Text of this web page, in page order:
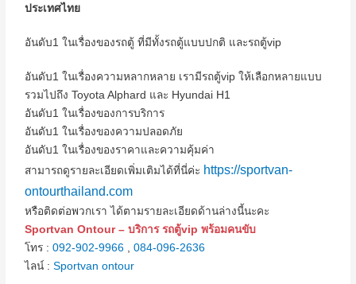
ประเทศไทย
อันดับ1 ในเรื่องของรถตู้ ที่มีทั้งรถตู้แบบปกติ และรถตู้vip
อันดับ1 ในเรื่องความหลากหลาย เรามีรถตู้vip ให้เลือกหลายแบบ
รวมไปถึง Toyota Alphard และ Hyundai H1
อันดับ1 ในเรื่องของการบริการ
อันดับ1 ในเรื่องของความปลอดภัย
อันดับ1 ในเรื่องของราคาและความคุ้มค่า
สามารถดูรายละเอียดเพิ่มเติมได้ที่นี่ค่ะ https://sportvan-
ontourthailand.com
หรือติดต่อพวกเรา ได้ตามรายละเอียดด้านล่างนี้นะคะ
Sportvan Ontour – บริการ รถตู้vip พร้อมคนขับ
โทร :092-902-9966 ,084-096-2636
ไลน์ :Sportvan ontour